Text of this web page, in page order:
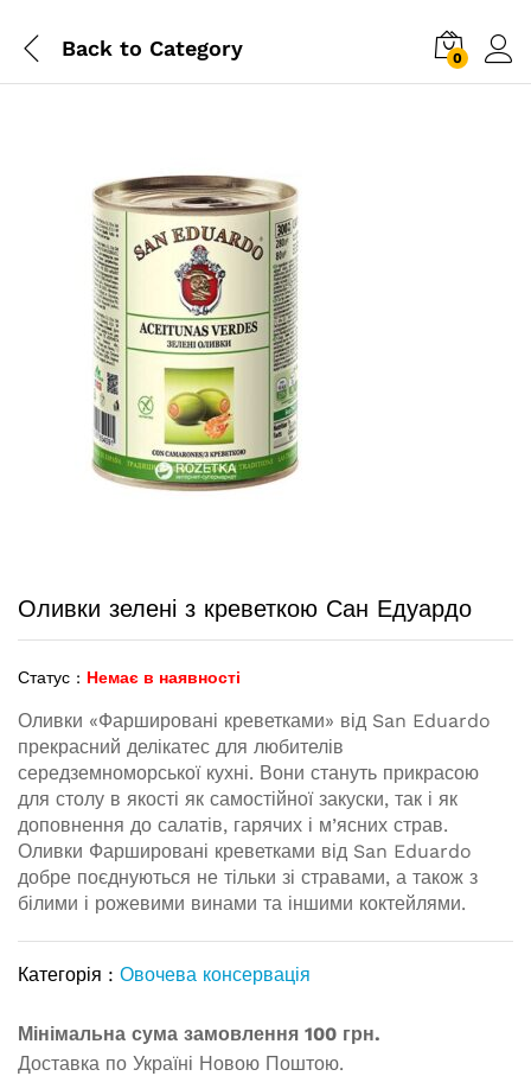
Back to Category 0
Оливки зелені з креветкою Сан Едуардо
Статус : Немає в наявності
Оливки «Фаршировані креветками» від San Eduardo
прекрасний делікатес для любителів
середземноморської кухні. Вони стануть прикрасою
для столу в якості як самостійної закуски, так і як
доповнення до салатів, гарячих і м’ясних страв.
Оливки Фаршировані креветками від San Eduardo
добре поєднуються не тільки зі стравами, а також з
білими і рожевими винами та іншими коктейлями.
Категорія : Овочева консервація
Мінімальна сума замовлення 100 грн.
Доставка по Україні Новою Поштою.